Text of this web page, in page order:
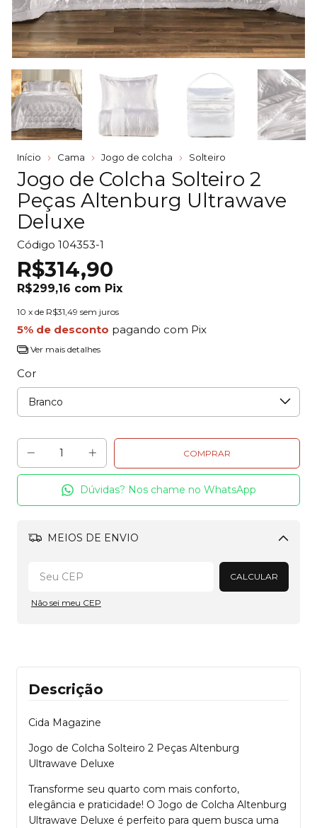
Início Cama Jogo de colcha Solteiro
Jogo de Colcha Solteiro 2
Peças Altenburg Ultrawave
Deluxe
Código 104353-1
R$314,90
R$299,16 com Pix
10 x de R$31,49 sem juros
5% de desconto pagando com Pix
Ver mais detalhes
Cor
Dúvidas? Nos chame no WhatsApp
MEIOS DE ENVIO
Alterar CEP
CALCULAR
Não sei meu CEP
Descrição
Cida Magazine
Jogo de Colcha Solteiro 2 Peças Altenburg
Ultrawave Deluxe
Transforme seu quarto com mais conforto,
elegância e praticidade! O Jogo de Colcha Altenburg
Ultrawave Deluxe é perfeito para quem busca uma